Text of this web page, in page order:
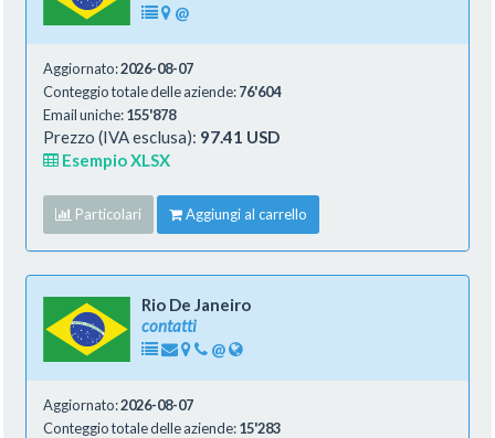
@
Aggiornato:2026-08-07
Conteggio totale delle aziende:76'604
Email uniche:155'878
Prezzo (IVA esclusa): 97.41 USD
Esempio XLSX
Particolari Aggiungi al carrello
Rio De Janeiro
contatti
@
Aggiornato:2026-08-07
Conteggio totale delle aziende:15'283